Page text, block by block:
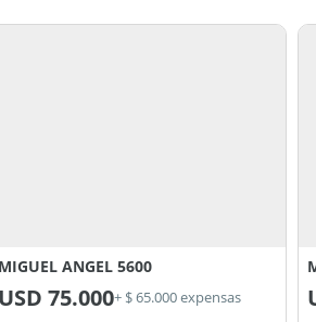
MIGUEL ANGEL 5600
USD 75.000+ $ 65.000 expensas